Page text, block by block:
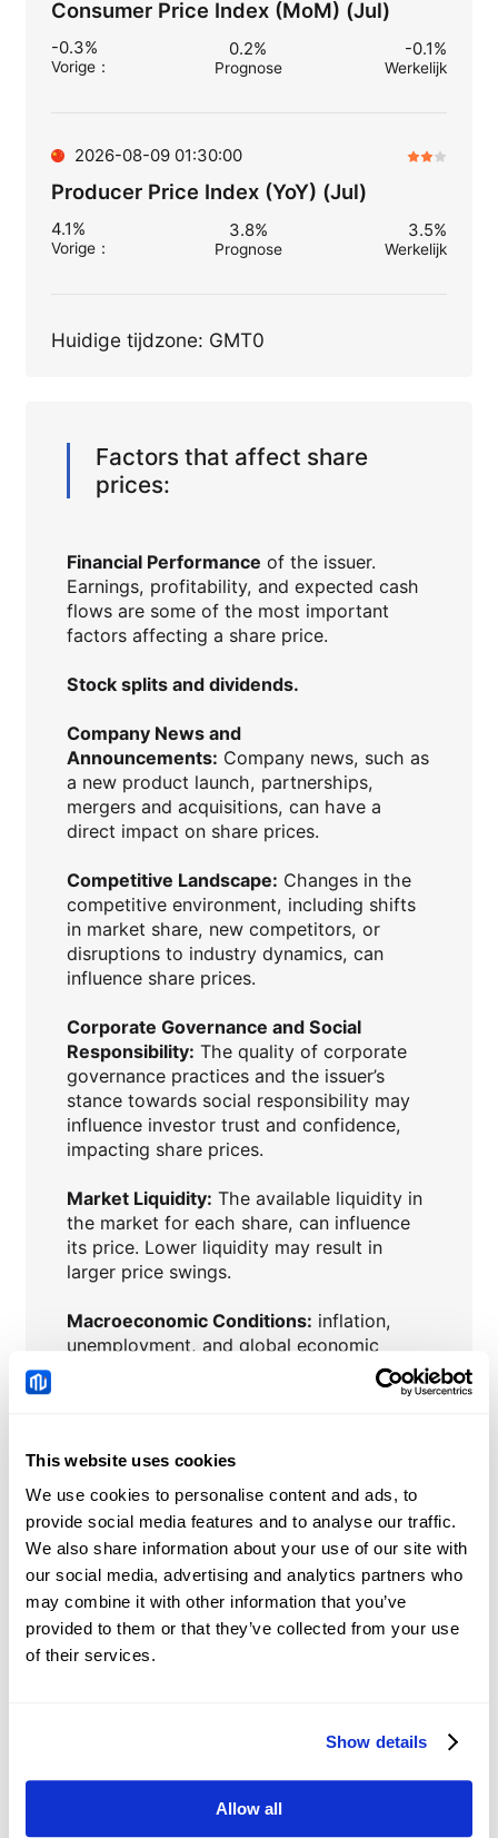
This website uses cookies
We use cookies to personalise content and ads, to
provide social media features and to analyse our traffic.
We also share information about your use of our site with
our social media, advertising and analytics partners who
may combine it with other information that you’ve
provided to them or that they’ve collected from your use
of their services.
Show details
Allow all
Consumer Price Index (MoM) (Jul)
-0.3%
Vorige：
0.2%
Prognose
-0.1%
Werkelijk
2026-08-09 01:30:00
Producer Price Index (YoY) (Jul)
4.1%
Vorige：
3.8%
Prognose
3.5%
Werkelijk
Huidige tijdzone: GMT0
Factors that affect share
prices:
Financial Performance of the issuer.
Earnings, profitability, and expected cash
flows are some of the most important
factors affecting a share price.
Stock splits and dividends.
Company News and
Announcements: Company news, such as
a new product launch, partnerships,
mergers and acquisitions, can have a
direct impact on share prices.
Competitive Landscape: Changes in the
competitive environment, including shifts
in market share, new competitors, or
disruptions to industry dynamics, can
influence share prices.
Corporate Governance and Social
Responsibility: The quality of corporate
governance practices and the issuer’s
stance towards social responsibility may
influence investor trust and confidence,
impacting share prices.
Market Liquidity: The available liquidity in
the market for each share, can influence
its price. Lower liquidity may result in
larger price swings.
Macroeconomic Conditions: inflation,
unemployment, and global economic
trends, can impact investor confidence
changes in interest rates can affect the
attractiveness of shares compared to
other asset classes.
Market Sentiment and
Speculation:
traders’ perceptions and
expectations and speculative trading may
significantly influence shares’ prices.
AAPLNieuws